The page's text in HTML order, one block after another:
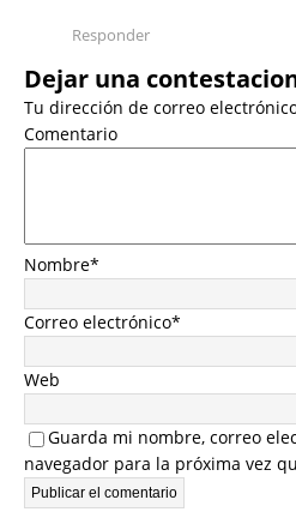
Responder
Dejar una
Tu dirección de correo
Comentario
Nombre*
Correo electrónico*
Web
Guarda mi nombre, correo
navegador para la próxima vez